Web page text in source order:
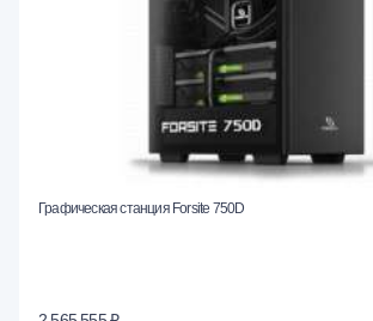
Графическая станция Forsite 750D